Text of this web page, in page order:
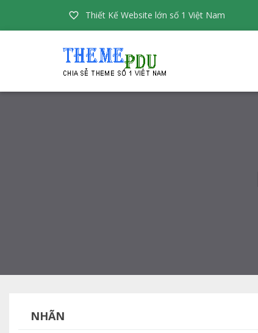
 Thiết Kế Website lớn số 1 Việt Nam
NHÃN